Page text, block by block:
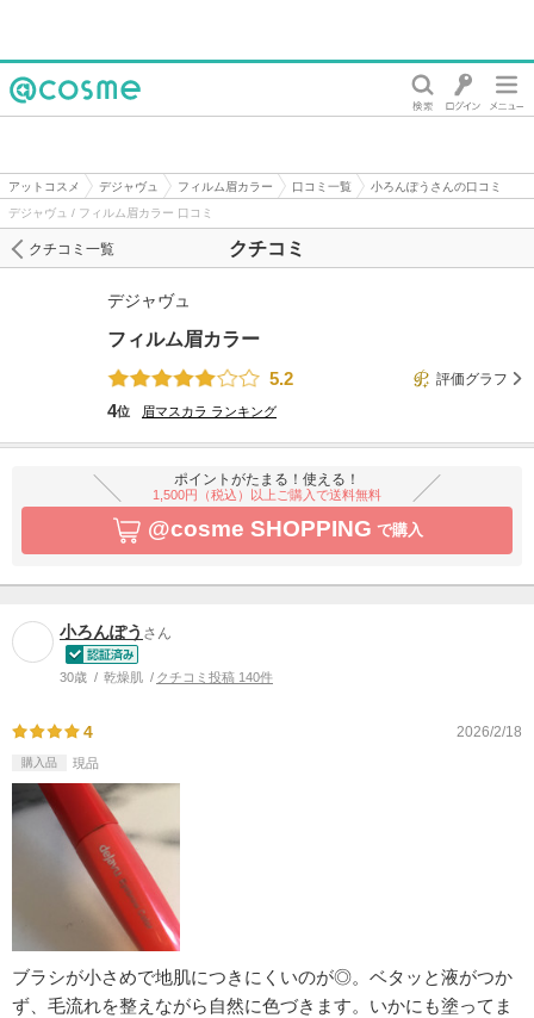
アットコスメ デジャヴュ フィルム眉カラー 口コミ一覧
小ろんぽうさんの口コミ
デジャヴュ / フィルム眉カラー 口コミ
クチコミ
クチコミ一覧
デジャヴュ
フィルム眉カラー
5.2
評価グラフ
4位 眉マスカラ ランキング
ポイントがたまる！使える！
1,500円（税込）以上ご購入で送料無料
@cosme SHOPPING で購入
小ろんぽう さん
30歳 乾燥肌 クチコミ投稿 140件
4 2026/2/18
購入品 現品
ブラシが小さめで地肌につきにくいのが◎。ベタッと液がつか
ず、毛流れを整えながら自然に色づきます。いかにも塗ってま